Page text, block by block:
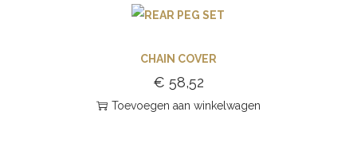
CHAIN COVER
€ 58,52
Toevoegen aan winkelwagen